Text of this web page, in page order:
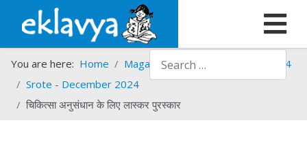
Search
You are here: Home Magazines Srote
Srote - 2024
Srote - December 2024
चिकित्सा अनुसंधान के लिए लास्कर पुरस्कार